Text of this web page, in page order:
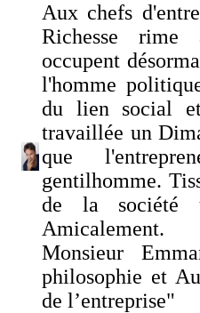
Aux chefs
Richesse rime
occupent
l'homme
du lien social
travaillée un
que
gentilhomme.
de la société
Amicalement.
Monsieur
philosophie et
de l’entreprise"